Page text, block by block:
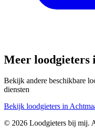
Meer loodgieters
Bekijk andere beschikbare
diensten
Bekijk loodgieters in
© 2026 Loodgieters bij mij.